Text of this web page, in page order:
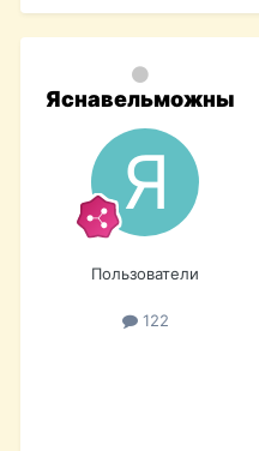
Яснавельможны
Пользователи
122